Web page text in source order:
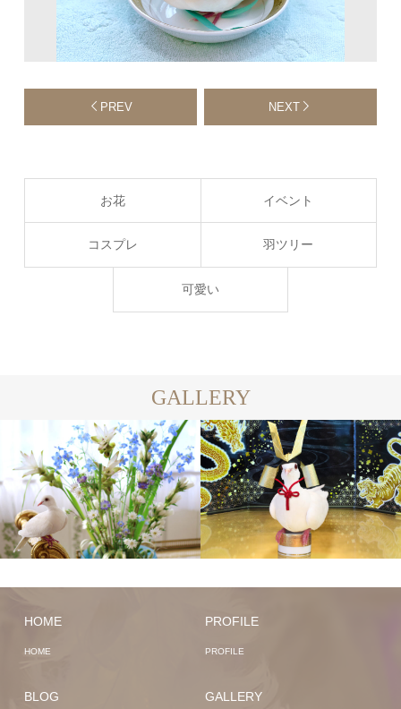
PREV NEXT
お花 イベント
コスプレ 羽ツリー
可愛い
GALLERY
HOME
HOME
PROFILE
PROFILE
BLOG GALLERY